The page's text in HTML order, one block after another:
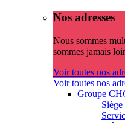
Nos adresses
Nous sommes
sommes jamais
Voir toutes nos
Voir toutes nos
Groupe
Siège